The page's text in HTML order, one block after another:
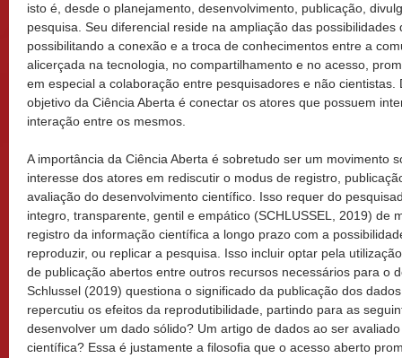
isto é, desde o planejamento, desenvolvimento, publicação,
pesquisa. Seu diferencial reside na ampliação das
possibilitando a conexão e a troca de conhecimentos entre a
alicerçada na tecnologia, no compartilhamento e no acesso,
em especial a colaboração entre pesquisadores e não
objetivo da Ciência Aberta é conectar os atores que possuem
interação entre os mesmos.
A importância da Ciência Aberta é sobretudo ser um movimento
interesse dos atores em rediscutir o modus de registro,
avaliação do desenvolvimento científico. Isso requer do
integro, transparente, gentil e empático (SCHLUSSEL, 2019) de
registro da informação científica a longo prazo com a
reproduzir, ou replicar a pesquisa. Isso incluir optar pela
de publicação abertos entre outros recursos necessários para o
Schlussel (2019) questiona o significado da publicação dos
repercutiu os efeitos da reprodutibilidade, partindo para as
desenvolver um dado sólido? Um artigo de dados ao ser
científica? Essa é justamente a filosofia que o acesso aberto